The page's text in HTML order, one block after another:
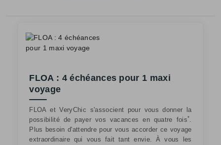
FLOA : 4 échéances pour 1 maxi
voyage
FLOA et VeryChic s'associent pour vous donner la
possibilité de payer vos vacances en quatre fois*.
Plus besoin d'attendre pour vous accorder ce voyage
extraordinaire qui vous fait tant envie. À vous les